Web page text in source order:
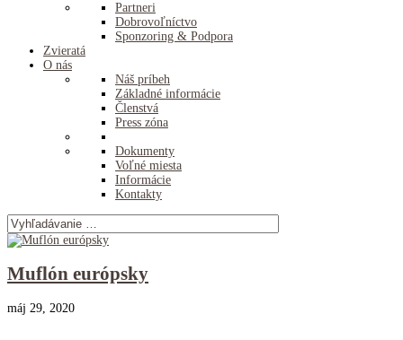
Partneri
Dobrovoľníctvo
Sponzoring & Podpora
Zvieratá
O nás
Náš príbeh
Základné informácie
Členstvá
Press zóna
Dokumenty
Voľné miesta
Informácie
Kontakty
Muflón európsky
máj 29, 2020